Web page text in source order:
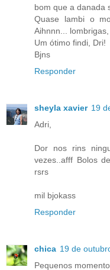
bom que a danada
Quase lambi o
Aihnnn...
Um ótimo findi, Dri!
Bjns
Responder
sheyla xavier 19
Adri,
Dor nos rins
vezes..afff Bolos
rsrs
mil bjokass
Responder
chica 19 de
Pequenos